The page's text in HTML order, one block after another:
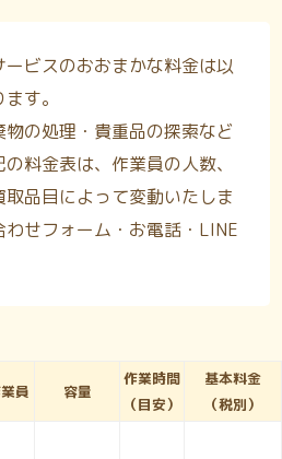
ビスのおおまかな料金は以
す。
の処理・貴重品の探索など
料金表は、作業員の人数、
品目によって変動いたしま
せフォーム・お電話・LINE
員 容量
作業時間
（目安）
基本料金
（税別）